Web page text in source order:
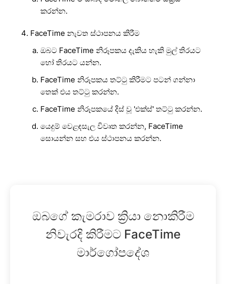
කරන්න.
FaceTime නැවත ස්ථාපනය කිරීම
ඔබට FaceTime නිරූපකය දැකිය හැකි මුල් තිරයට
හෝ තිරයට යන්න.
FaceTime නිරූපකය තට්ටු කිරීමට පටන් ගන්නා
තෙක් එය තට්ටු කරන්න.
FaceTime නිරූපකයේ දිස් වූ 'එක්ස්' තට්ටු කරන්න.
යෙදුම් වෙළඳසැල විවෘත කරන්න, FaceTime
සොයන්න සහ එය ස්ථාපනය කරන්න.
ඔබගේ කැමරාව ක්‍රියා නොකිරීම
නිවැරදි කිරීමට FaceTime
මාර්ගෝපදේශ